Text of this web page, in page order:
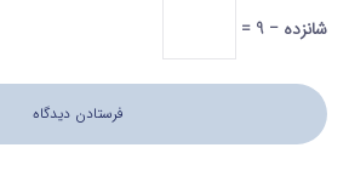
شانزده − 9 =